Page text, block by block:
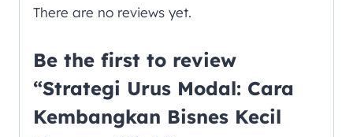
There are no reviews yet.
Be the first to review
“Strategi Urus Modal: Cara
Kembangkan Bisnes Kecil